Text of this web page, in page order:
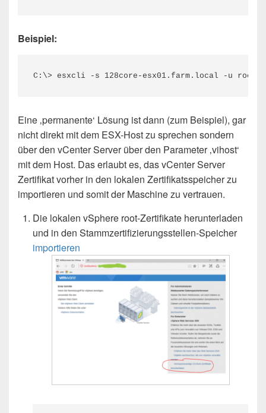
Beispiel:
C:\> esxcli -s 128core-esx01.farm.local -u root -p
Eine ‚permanente‘ Lösung ist dann (zum Beispiel), gar
nicht direkt mit dem ESX-Host zu sprechen sondern
über den vCenter Server über den Parameter ‚vihost‘
mit dem Host. Das erlaubt es, das vCenter Server
Zertifikat vorher in den lokalen Zertifikatsspeicher zu
importieren und somit der Maschine zu vertrauen.
Die lokalen vSphere root-Zertifikate herunterladen
und in den Stammzertifizierungsstellen-Speicher
importieren